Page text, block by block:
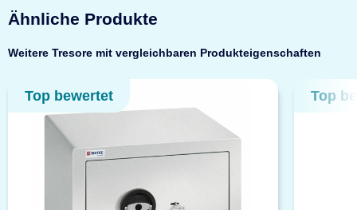
Ähnliche Produkte
Weitere Tresore mit vergleichbaren Produkteigenschaften
Top bewertet Top